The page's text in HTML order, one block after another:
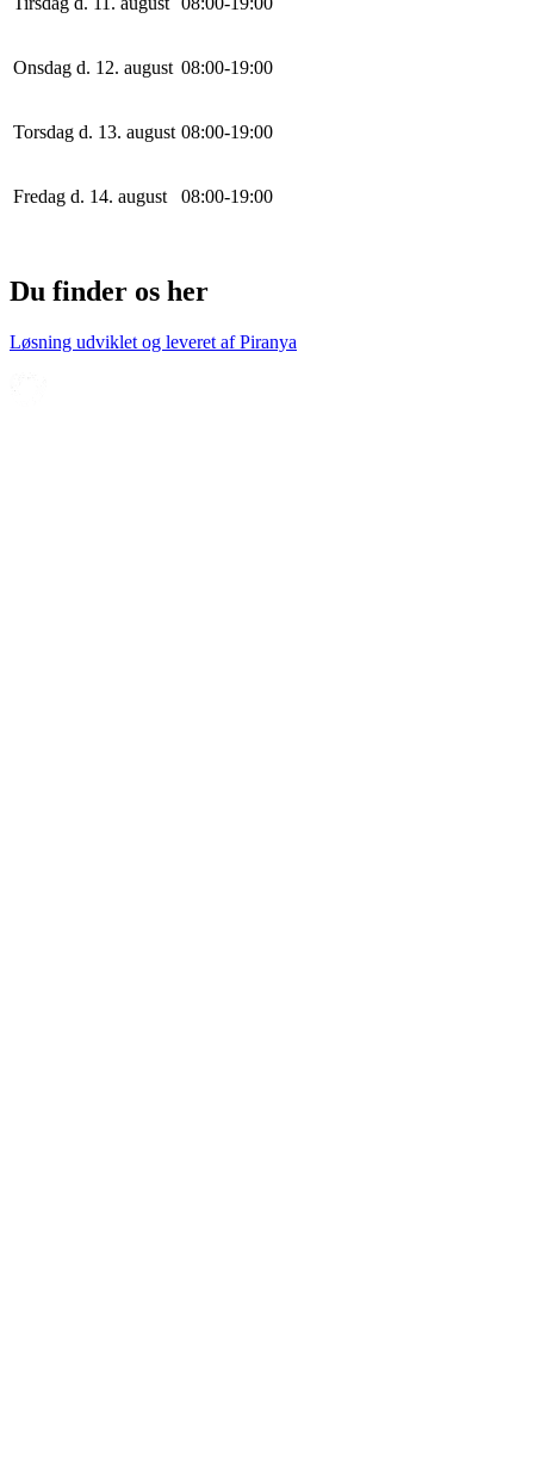
Onsdag d. 12. august 08:00-19:00
Torsdag d. 13. august 08:00-19:00
Fredag d. 14. august 08:00-19:00
Du finder os her
Løsning udviklet og leveret afPiranya